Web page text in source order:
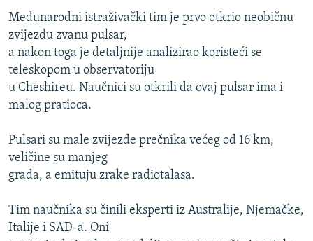
Međunarodni istraživački tim je prvo otkrio neobičnu
zvijezdu zvanu pulsar,
a nakon toga je detaljnije analizirao koristeći se
teleskopom u observatoriju
u Cheshireu. Naučnici su otkrili da ovaj pulsar ima i
malog pratioca.
Pulsari su male zvijezde prečnika većeg od 16 km,
veličine su manjeg
grada, a emituju zrake radiotalasa.
Tim naučnika su činili eksperti iz Australije, Njemačke,
Italije i SAD-a. Oni